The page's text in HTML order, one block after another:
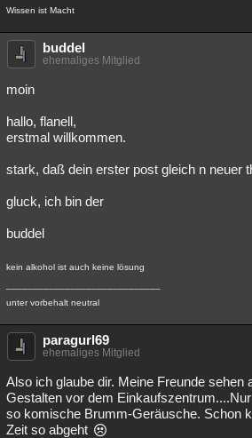
Wissen ist Macht
buddel
ehemaliges Mitglied
moin
hallo, flanell,
erstmal willkommen.
stark, daß dein erster post gleich n neuer
gluck, ich bin der
buddel
kein alkohol ist auch keine lösung
unter vorbehalt neutral
paragurl69
ehemaliges Mitglied
Also ich glaube dir. Meine Freunde sehen
Gestalten vor dem
so komische Brumm-Geräusche. Schon
Zeit so abgeht